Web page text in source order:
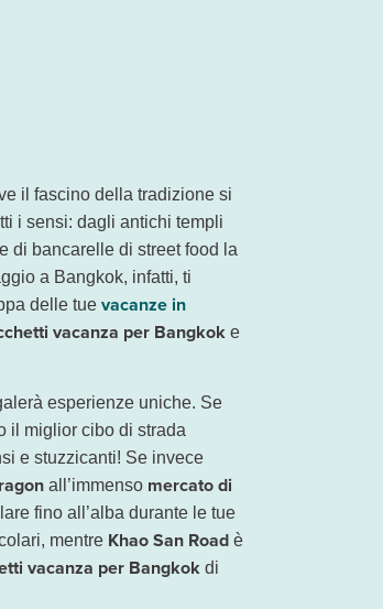
il fascino della tradizione si
i sensi: dagli antichi templi
di bancarelle di street food la
a Bangkok, infatti, ti
delle tue vacanze in
vacanza per Bangkok e
esperienze uniche. Se
il miglior cibo di strada
e stuzzicanti! Se invece
all’immenso mercato di
fino all’alba durante le tue
mentre Khao San Road è
vacanza per Bangkok di
notturni, ai templi storici o alle vie dello shopping,
da Roma Fiumicino (3 volte a settimana). Oltre al
assicuri il tuo posto ad un prezzo più che